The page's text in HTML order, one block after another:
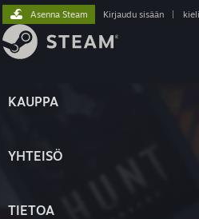
KAUPPA
YHTEISÖ
TIETOA
Asenna Steam Kirjaudu sisään kieli